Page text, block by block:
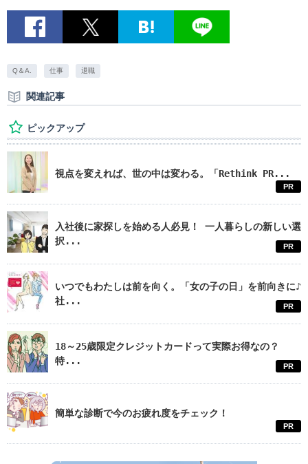
Q＆A. 仕事 退職
関連記事
ピックアップ
視点を変えれば、世の中は変わる。「Rethink PR...
PR
入社後に家探しを始める人必見！ 一人暮らしの新しい選
択...
PR
いつでもわたしは前を向く。「女の子の日」を前向きに♪
社...
PR
18～25歳限定クレジットカードって実際お得なの？
特...
PR
簡単な診断で今のお疲れ度をチェック！
PR